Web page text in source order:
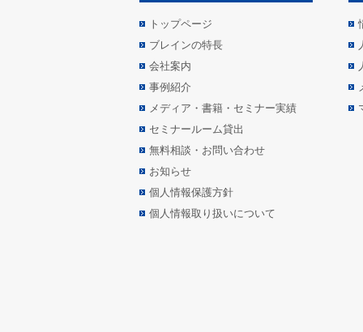
トップページ
ブレインの特長
会社案内
事例紹介
メディア・書籍・セミナー実績
セミナールーム貸出
無料相談・お問い合わせ
お知らせ
個人情報保護方針
個人情報取り扱いについて